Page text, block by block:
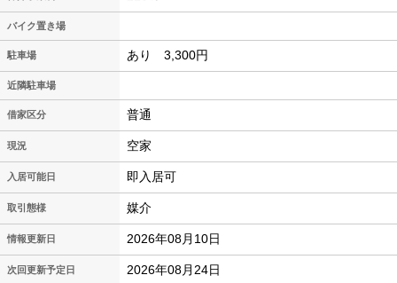
バイク置き場
駐車場 あり 3,300円
近隣駐車場
借家区分 普通
現況 空家
入居可能日 即入居可
取引態様 媒介
情報更新日 2026年08月10日
次回更新予定日 2026年08月24日